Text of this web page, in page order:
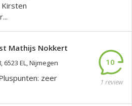
Mathijs Nokkert
EL, Nijmegen 10
1 review
zeer